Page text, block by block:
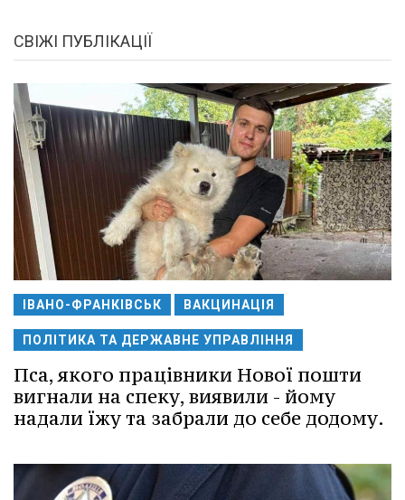
СВІЖІ ПУБЛІКАЦІЇ
ІВАНО-ФРАНКІВСЬК ВАКЦИНАЦІЯ
ПОЛІТИКА ТА ДЕРЖАВНЕ УПРАВЛІННЯ
Пса, якого працівники Нової пошти
вигнали на спеку, виявили - йому
надали їжу та забрали до себе додому.